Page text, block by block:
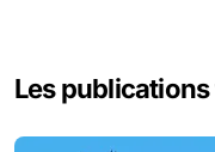
r
h
Les